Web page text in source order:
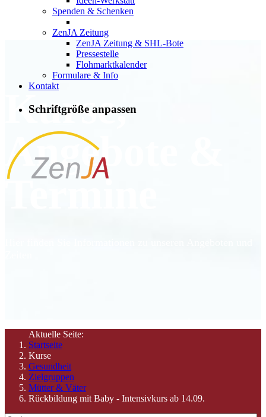
Spenden & Schenken
ZenJA Zeitung
ZenJA Zeitung & SHL-Bote
Pressestelle
Flohmarktkalender
Formulare & Info
Kontakt
Schriftgröße anpassen
Kurse,
Angebote &
Termine
Aktuelle Seite:
Startseite
Kurse
Gesundheit
Zielgruppen
Mütter & Väter
Rückbildung mit Baby - Intensivkurs ab 14.09.